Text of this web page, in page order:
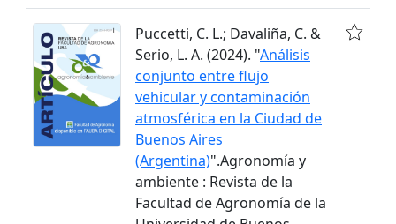
Puccetti, C. L.; Davaliña, C. &
Serio, L. A. (2024). "Análisis
conjunto entre flujo
vehicular y contaminación
atmosférica en la Ciudad de
Buenos Aires
(Argentina)".Agronomía y
ambiente : Revista de la
Facultad de Agronomía de la